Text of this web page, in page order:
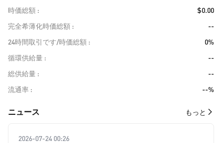
時価総額
$0.00
完全希薄化時価総額
--
24時間取引です/時価総額
0%
循環供給量
--
総供給量
--
流通率
--%
​​ニュース​​ もっと
2026-07-24 00:26